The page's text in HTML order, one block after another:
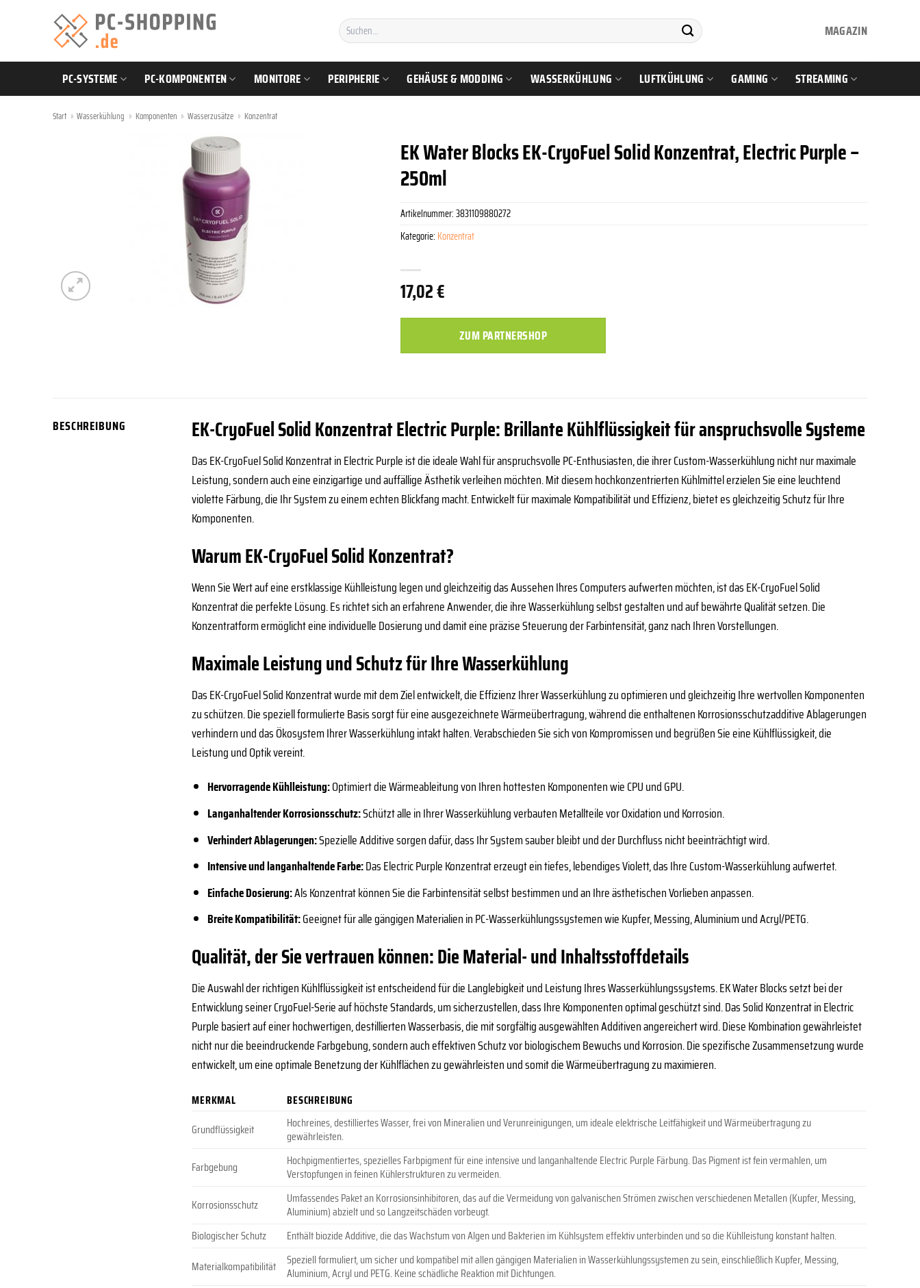
Suchen
nach:
MAGAZIN
PC-SYSTEME PC-KOMPONENTEN MONITORE PERIPHERIE GEHÄUSE & MODDING WASSERKÜHLUNG LUFTKÜHLUNG GAMING STREAMING
Start » Wasserkühlung » Komponenten » Wasserzusätze » Konzentrat
EK Water Blocks EK-CryoFuel Solid Konzentrat, Electric Purple –
250ml
17,02€
ZUM PARTNERSHOP
Artikelnummer:3831109880272
Kategorie: Konzentrat
BESCHREIBUNG EK-CryoFuel Solid Konzentrat Electric Purple: Brillante Kühlflüssigkeit für anspruchsvolle Systeme
Das EK-CryoFuel Solid Konzentrat in Electric Purple ist die ideale Wahl für anspruchsvolle PC-Enthusiasten, die ihrer Custom-Wasserkühlung nicht nur maximale
Leistung, sondern auch eine einzigartige und auffällige Ästhetik verleihen möchten. Mit diesem hochkonzentrierten Kühlmittel erzielen Sie eine leuchtend
violette Färbung, die Ihr System zu einem echten Blickfang macht. Entwickelt für maximale Kompatibilität und Effizienz, bietet es gleichzeitig Schutz für Ihre
Komponenten.
Warum EK-CryoFuel Solid Konzentrat?
Wenn Sie Wert auf eine erstklassige Kühlleistung legen und gleichzeitig das Aussehen Ihres Computers aufwerten möchten, ist das EK-CryoFuel Solid
Konzentrat die perfekte Lösung. Es richtet sich an erfahrene Anwender, die ihre Wasserkühlung selbst gestalten und auf bewährte Qualität setzen. Die
Konzentratform ermöglicht eine individuelle Dosierung und damit eine präzise Steuerung der Farbintensität, ganz nach Ihren Vorstellungen.
Maximale Leistung und Schutz für Ihre Wasserkühlung
Das EK-CryoFuel Solid Konzentrat wurde mit dem Ziel entwickelt, die Effizienz Ihrer Wasserkühlung zu optimieren und gleichzeitig Ihre wertvollen Komponenten
zu schützen. Die speziell formulierte Basis sorgt für eine ausgezeichnete Wärmeübertragung, während die enthaltenen Korrosionsschutzadditive Ablagerungen
verhindern und das Ökosystem Ihrer Wasserkühlung intakt halten. Verabschieden Sie sich von Kompromissen und begrüßen Sie eine Kühlflüssigkeit, die
Leistung und Optik vereint.
Hervorragende Kühlleistung:Optimiert die Wärmeableitung von Ihren hottesten Komponenten wie CPU und GPU.
Langanhaltender Korrosionsschutz:Schützt alle in Ihrer Wasserkühlung verbauten Metallteile vor Oxidation und Korrosion.
Verhindert Ablagerungen:Spezielle Additive sorgen dafür, dass Ihr System sauber bleibt und der Durchfluss nicht beeinträchtigt wird.
Intensive und langanhaltende Farbe:Das Electric Purple Konzentrat erzeugt ein tiefes, lebendiges Violett, das Ihre Custom-Wasserkühlung aufwertet.
Einfache Dosierung:Als Konzentrat können Sie die Farbintensität selbst bestimmen und an Ihre ästhetischen Vorlieben anpassen.
Breite Kompatibilität:Geeignet für alle gängigen Materialien in PC-Wasserkühlungssystemen wie Kupfer, Messing, Aluminium und Acryl/PETG.
Qualität, der Sie vertrauen können: Die Material- und Inhaltsstoffdetails
Die Auswahl der richtigen Kühlflüssigkeit ist entscheidend für die Langlebigkeit und Leistung Ihres Wasserkühlungssystems. EK Water Blocks setzt bei der
Entwicklung seiner CryoFuel-Serie auf höchste Standards, um sicherzustellen, dass Ihre Komponenten optimal geschützt sind. Das Solid Konzentrat in Electric
Purple basiert auf einer hochwertigen, destillierten Wasserbasis, die mit sorgfältig ausgewählten Additiven angereichert wird. Diese Kombination gewährleistet
nicht nur die beeindruckende Farbgebung, sondern auch effektiven Schutz vor biologischem Bewuchs und Korrosion. Die spezifische Zusammensetzung wurde
entwickelt, um eine optimale Benetzung der Kühlflächen zu gewährleisten und somit die Wärmeübertragung zu maximieren.
MERKMAL
BESCHREIBUNG
Grundflüssigkeit
Hochreines, destilliertes Wasser, frei von Mineralien und Verunreinigungen, um ideale elektrische Leitfähigkeit und Wärmeübertragung zu
gewährleisten.
Farbgebung
Hochpigmentiertes, spezielles Farbpigment für eine intensive und langanhaltende Electric Purple Färbung. Das Pigment ist fein vermahlen, um
Verstopfungen in feinen Kühlerstrukturen zu vermeiden.
Korrosionsschutz
Umfassendes Paket an Korrosionsinhibitoren, das auf die Vermeidung von galvanischen Strömen zwischen verschiedenen Metallen (Kupfer, Messing,
Aluminium) abzielt und so Langzeitschäden vorbeugt.
Biologischer Schutz
Enthält biozide Additive, die das Wachstum von Algen und Bakterien im Kühlsystem effektiv unterbinden und so die Kühlleistung konstant halten.
Materialkompatibilität
Speziell formuliert, um sicher und kompatibel mit allen gängigen Materialien in Wasserkühlungssystemen zu sein, einschließlich Kupfer, Messing,
Aluminium, Acryl und PETG. Keine schädliche Reaktion mit Dichtungen.